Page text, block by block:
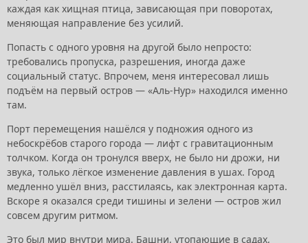
каждая как хищная птица, зависающая при поворотах,
меняющая направление без усилий.
Попасть с одного уровня на другой было непросто:
требовались пропуска, разрешения, иногда даже
социальный статус. Впрочем, меня интересовал лишь
подъём на первый остров — «Аль-Нур» находился именно
там.
Порт перемещения нашёлся у подножия одного из
небоскрёбов старого города — лифт с гравитационным
толчком. Когда он тронулся вверх, не было ни дрожи, ни
звука, только лёгкое изменение давления в ушах. Город
медленно ушёл вниз, расстилаясь, как электронная карта.
Вскоре я оказался среди тишины и зелени — остров жил
совсем другим ритмом.
Это был мир внутри мира. Башни, утопающие в садах,